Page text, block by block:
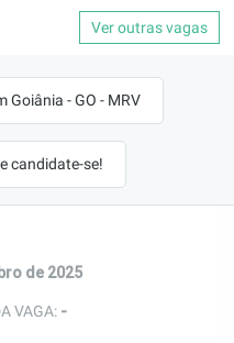
Ver outras vagas
Goiânia - GO - MRV
candidate-se!
de 2025
VAGA: -